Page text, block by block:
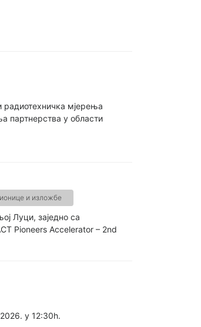
радиотехничка мјерења
партнерства у области
и изложбе
Луци, заједно са
Pioneers Accelerator – 2nd
у 12:30h.